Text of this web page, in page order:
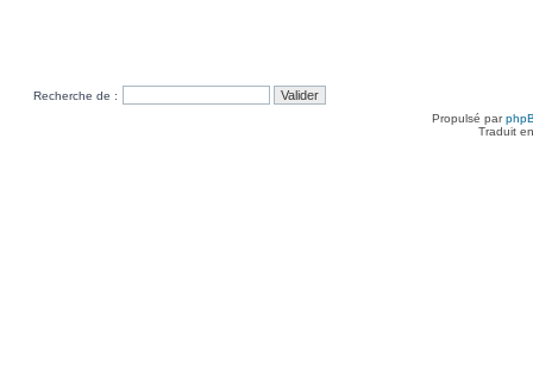
Recherche de :
Propulsé par
Traduit